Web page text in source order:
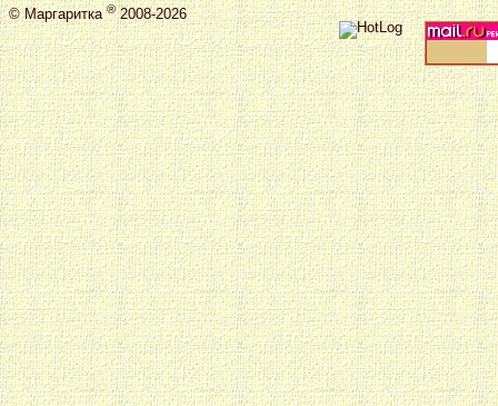
©Маргаритка®2008-2026